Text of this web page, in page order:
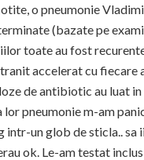
o pneumonie
(bazate pe
toate au fost
accelerat cu
de antibiotic au luat
pneumonie m-am
intr-un glob de sticla..
ok. Le-am testat